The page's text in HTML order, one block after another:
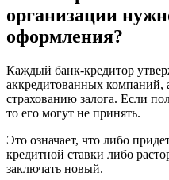
организации
оформления?
Каждый банк-кредитор
аккредитованных компаний,
страхованию залога. Если
то его могут не принять.
Это означает, что либо
кредитной ставки либо
заключать новый.